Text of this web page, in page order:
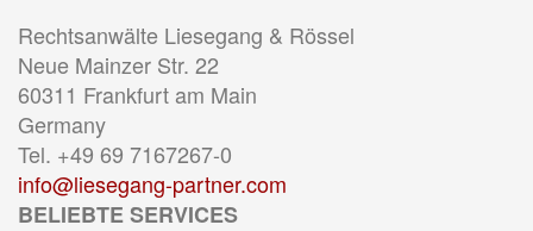
Rechtsanwälte Liesegang & Rössel
Neue Mainzer Str. 22
60311 Frankfurt am Main
Germany
Tel. +49 69 7167267-0
info@liesegang-partner.com
BELIEBTE SERVICES